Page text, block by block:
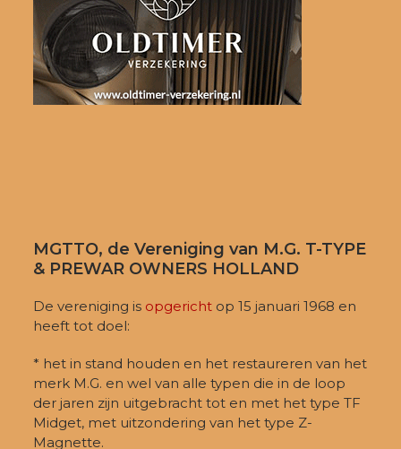
MGTTO, de Vereniging van M.G. T-TYPE
& PREWAR OWNERS HOLLAND
De vereniging is opgericht op 15 januari 1968 en
heeft tot doel:
* het in stand houden en het restaureren van het
merk M.G. en wel van alle typen die in de loop
der jaren zijn uitgebracht tot en met het type TF
Midget, met uitzondering van het type Z-
Magnette.